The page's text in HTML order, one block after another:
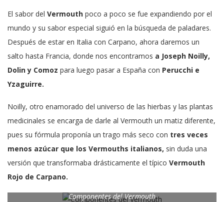
El sabor del Vermouth poco a poco se fue expandiendo por el
mundo y su sabor especial siguió en la búsqueda de paladares.
Después de estar en Italia con Carpano, ahora daremos un
salto hasta Francia, donde nos encontramos a Joseph Noilly,
Dolin y Comoz para luego pasar a España con Perucchi e
Yzaguirre.
Noilly, otro enamorado del universo de las hierbas y las plantas
medicinales se encarga de darle al Vermouth un matiz diferente,
pues su fórmula proponía un trago más seco con tres veces
menos azúcar que los Vermouths italianos, sin duda una
versión que transformaba drásticamente el típico Vermouth
Rojo de Carpano.
Componentes del Vermouth